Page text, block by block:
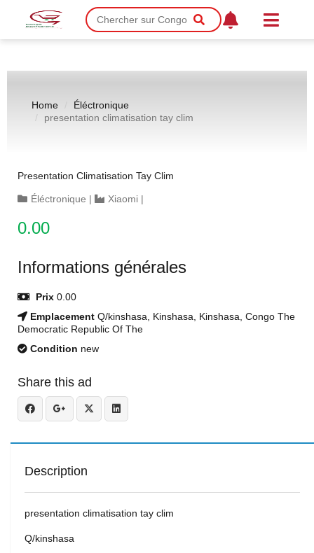
Home
Éléctronique
presentation climatisation tay clim
Presentation Climatisation Tay Clim
Éléctronique | Xiaomi |
0.00
Informations générales
Prix 0.00
Emplacement Q/kinshasa, Kinshasa, Kinshasa, Congo The
Democratic Republic Of The
Condition new
Share this ad
Description
presentation climatisation tay clim
Q/kinshasa